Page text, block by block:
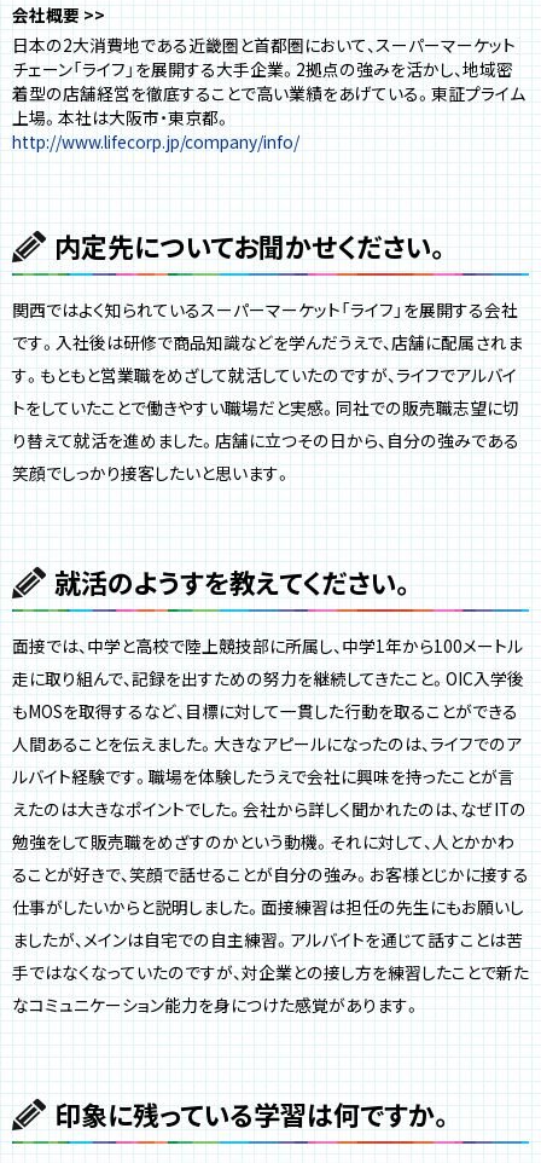
会社概要
日本の2大消費地である近畿圏と首都圏において、スーパーマーケット
チェーン「ライフ」を展開する大手企業。2拠点の強みを活かし、地域密
着型の店舗経営を徹底することで高い業績をあげている。東証プライム
上場。本社は大阪市・東京都。
http://www.lifecorp.jp/company/info/
内定先についてお聞かせください。
関西ではよく知られているスーパーマーケット「ライフ」を展開する会社
です。入社後は研修で商品知識などを学んだうえで、店舗に配属されま
す。もともと営業職をめざして就活していたのですが、ライフでアルバイ
トをしていたことで働きやすい職場だと実感。同社での販売職志望に切
り替えて就活を進めました。店舗に立つその日から、自分の強みである
笑顔でしっかり接客したいと思います。
就活のようすを教えてください。
面接では、中学と高校で陸上競技部に所属し、中学1年から100メートル
走に取り組んで、記録を出すための努力を継続してきたこと。OIC入学後
もMOSを取得するなど、目標に対して一貫した行動を取ることができる
人間あることを伝えました。大きなアピールになったのは、ライフでのア
ルバイト経験です。職場を体験したうえで会社に興味を持ったことが言
えたのは大きなポイントでした。会社から詳しく聞かれたのは、なぜITの
勉強をして販売職をめざすのかという動機。それに対して、人とかかわ
ることが好きで、笑顔で話せることが自分の強み。お客様とじかに接する
仕事がしたいからと説明しました。面接練習は担任の先生にもお願いし
ましたが、メインは自宅での自主練習。アルバイトを通じて話すことは苦
手ではなくなっていたのですが、対企業との接し方を練習したことで新た
なコミュニケーション能力を身につけた感覚があります。
印象に残っている学習は何ですか。